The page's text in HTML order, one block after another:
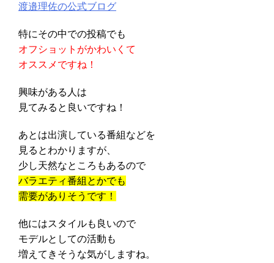
渡邉理佐の公式ブログ
特にその中での投稿でも
オフショットがかわいくて
オススメですね！
興味がある人は
見てみると良いですね！
あとは出演している番組などを
見るとわかりますが、
少し天然なところもあるので
バラエティ番組とかでも
需要がありそうです！
他にはスタイルも良いので
モデルとしての活動も
増えてきそうな気がしますね。